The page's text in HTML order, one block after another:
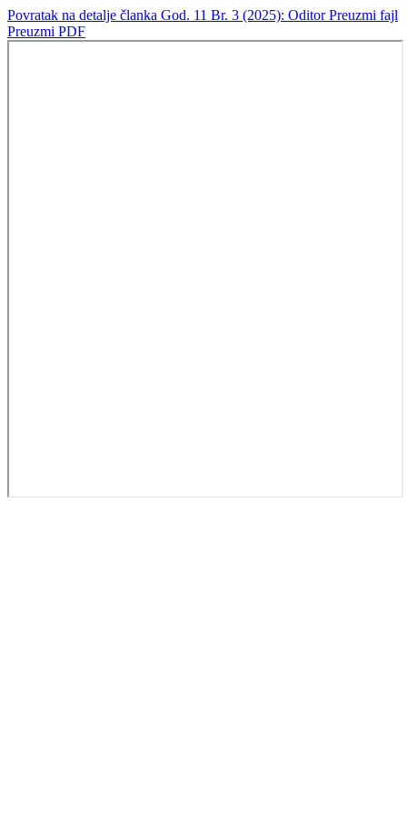
Povratak na detalje članka God. 11 Br. 3 (2025): OditorPreuzmi fajl
Preuzmi PDF